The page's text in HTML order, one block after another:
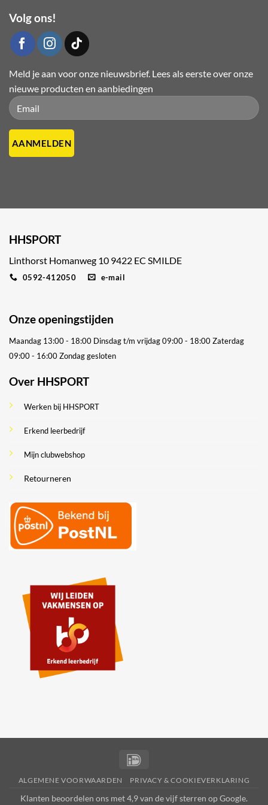
Volg ons!
Meld je aan voor onze nieuwsbrief. Lees als eerste over onze
nieuwe producten en aanbiedingen
Please leave this field empty.
Please leave this field empty.
HHSPORT
Linthorst Homanweg 10 9422 EC SMILDE
0592-412050 e-mail
Onze openingstijden
Maandag 13:00 - 18:00 Dinsdag t/m vrijdag 09:00 - 18:00Zaterdag
09:00 - 16:00Zondag gesloten
Over HHSPORT
Werken bij HHSPORT
Erkend leerbedrijf
Mijn clubwebshop
Retourneren
ALGEMENE VOORWAARDEN PRIVACY & COOKIEVERKLARING
Klanten beoordelen ons met 4,9 van de vijf sterren opGoogle.